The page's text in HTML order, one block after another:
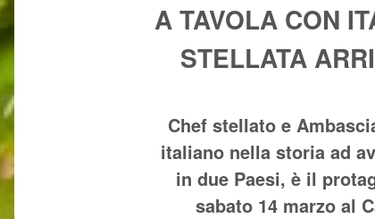
A TAVOLA CON
STELLATA
Chef stellato e
italiano nella storia ad
in due Paesi, è il
sabato 14 marzo al